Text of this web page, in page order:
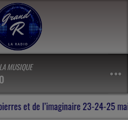
MUSIQUE
vieilles pierres et de l’imaginaire